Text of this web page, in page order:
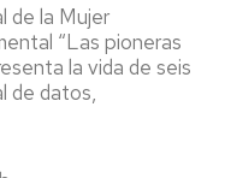
de la Mujer
“Las pioneras
la vida de seis
de datos,